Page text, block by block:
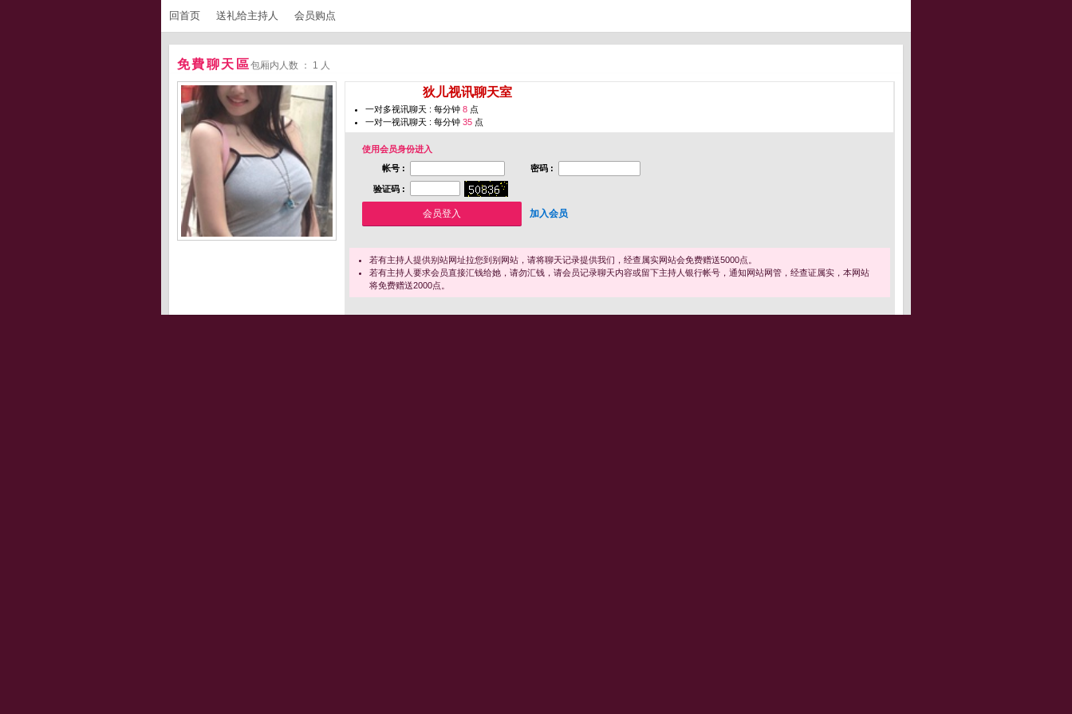
回首页 送礼给主持人 会员购点
免費聊天區包厢内人数 ： 1 人
狄儿视讯聊天室
一对多视讯聊天 : 每分钟 8 点
一对一视讯聊天 : 每分钟 35 点
使用会员身份进入
帐号 :
密码 :
验证码 :
加入会员
若有主持人提供别站网址拉您到别网站，请将聊天记录提供我们，经查属实网站会免费赠送5000点。
若有主持人要求会员直接汇钱给她，请勿汇钱，请会员记录聊天内容或留下主持人银行帐号，通知网站网管，经查证属实，本网站
将免费赠送2000点。